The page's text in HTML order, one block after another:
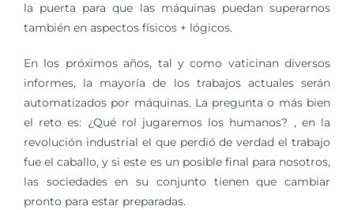
la puerta para que las máquinas puedan superarnos
también en aspectos físicos + lógicos.
En los próximos años, tal y como vaticinan diversos
informes, la mayoría de los trabajos actuales serán
automatizados por máquinas. La pregunta o más bien
el reto es: ¿Qué rol jugaremos los humanos? , en la
revolución industrial el que perdió de verdad el trabajo
fue el caballo, y si este es un posible final para nosotros,
las sociedades en su conjunto tienen que cambiar
pronto para estar preparadas.